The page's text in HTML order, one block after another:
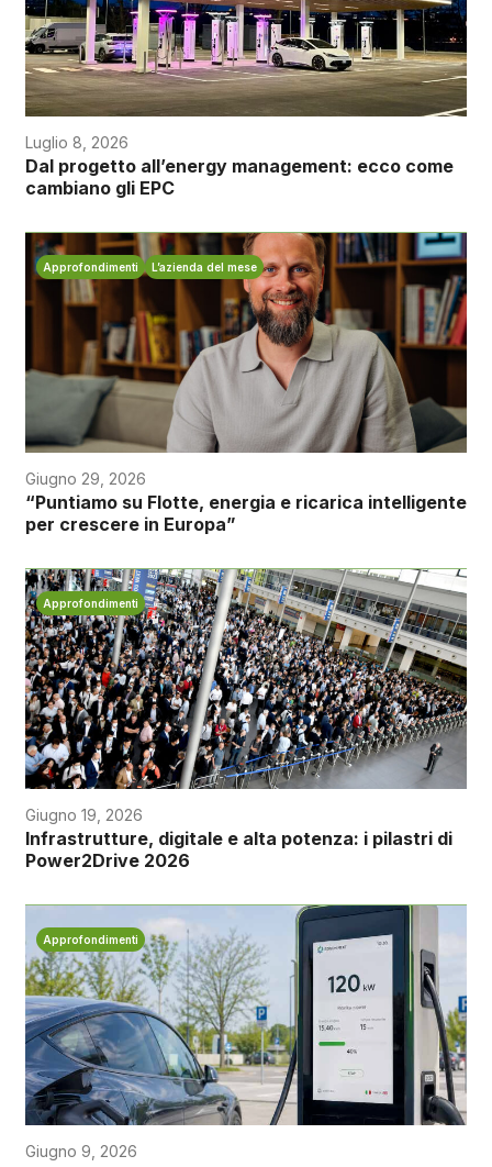
Luglio 8, 2026
Dal progetto all’energy management: ecco come
cambiano gli EPC
Approfondimenti L’azienda del mese
Giugno 29, 2026
“Puntiamo su Flotte, energia e ricarica intelligente
per crescere in Europa”
Approfondimenti
Giugno 19, 2026
Infrastrutture, digitale e alta potenza: i pilastri di
Power2Drive 2026
Approfondimenti
Giugno 9, 2026